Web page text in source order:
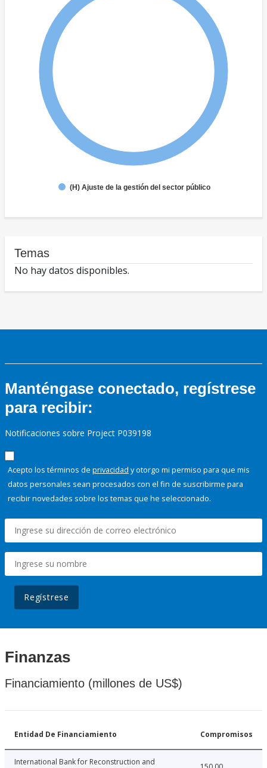
(H) Ajuste de la gestión del sector público
Temas
No hay datos disponibles.
Manténgase conectado, regístrese
para recibir:
Notificaciones sobre Project P039198
Acepto los términos de privacidad y otorgo mi permiso para que mis
datos personales sean procesados con el fin de suscribirme para
recibir novedades sobre los temas que he seleccionado.
Regístrese
Finanzas
Financiamiento (millones de US$)
Entidad De Financiamiento Compromisos
International Bank for Reconstruction and